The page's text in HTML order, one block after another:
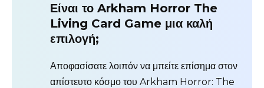
Είναι το Arkham Horror The
Living Card Game μια καλή
επιλογή;
Αποφασίσατε λοιπόν να μπείτε επίσημα στον
απίστευτο κόσμο του Arkham Horror: The